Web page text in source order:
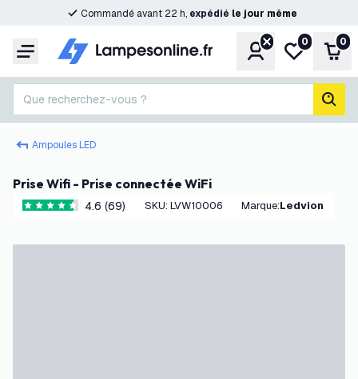
Commandé avant 22 h, expédié le jour même
Menu CompteMa liste de
0 0
Que recherchez-vous ?
Ampoules LED
Prise Wifi - Prise connectée WiFi
4.6 étoiles de notation
4.6 (69) SKU: LVW10006 Marque: Ledvion